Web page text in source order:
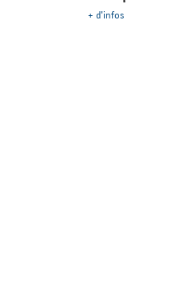
+ d'infos